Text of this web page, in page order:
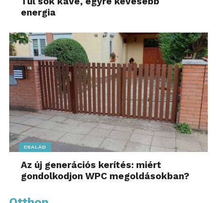
energia
CSALÁD
Az új generációs kerítés: miért
gondolkodjon WPC megoldásokban?